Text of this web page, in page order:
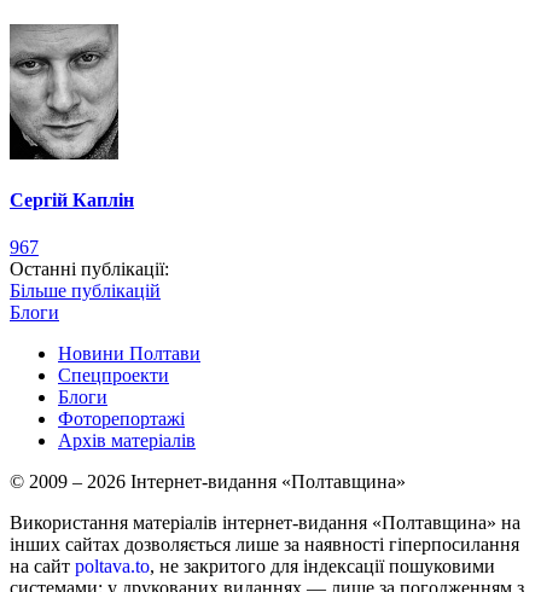
Сергій Каплін
967
Останні публікації:
Більше публікацій
Блоги
Новини Полтави
Спецпроекти
Блоги
Фоторепортажі
Архів матеріалів
© 2009 – 2026 Інтернет-видання «Полтавщина»
Використання матеріалів інтернет-видання «Полтавщина» на
інших сайтах дозволяється лише за наявності гіперпосилання
на сайт poltava.to, не закритого для індексації пошуковими